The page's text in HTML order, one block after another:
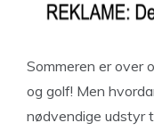
Sommeren er over
og golf! Men
nødvendige udstyr